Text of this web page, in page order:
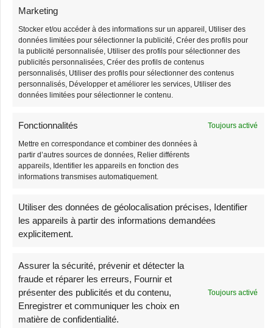
Marketing
Stocker et/ou accéder à des informations sur un appareil, Utiliser des
données limitées pour sélectionner la publicité, Créer des profils pour
la publicité personnalisée, Utiliser des profils pour sélectionner des
publicités personnalisées, Créer des profils de contenus
personnalisés, Utiliser des profils pour sélectionner des contenus
personnalisés, Développer et améliorer les services, Utiliser des
données limitées pour sélectionner le contenu.
Fonctionnalités Toujours activé
Mettre en correspondance et combiner des données à
partir d’autres sources de données, Relier différents
appareils, Identifier les appareils en fonction des
informations transmises automatiquement.
Utiliser des données de géolocalisation précises, Identifier
les appareils à partir des informations demandées
explicitement.
Assurer la sécurité, prévenir et détecter la
fraude et réparer les erreurs, Fournir et
présenter des publicités et du contenu,
Enregistrer et communiquer les choix en
matière de confidentialité.
Toujours activé
39,90
39,90€ 38,90€
-3%
Stock limité
Sac Banane Velours
Côtelé Beige
-1%
Stock limité
Sac Banane Homme
Cuir
-3%
Stock limité
-3%
Très demandé